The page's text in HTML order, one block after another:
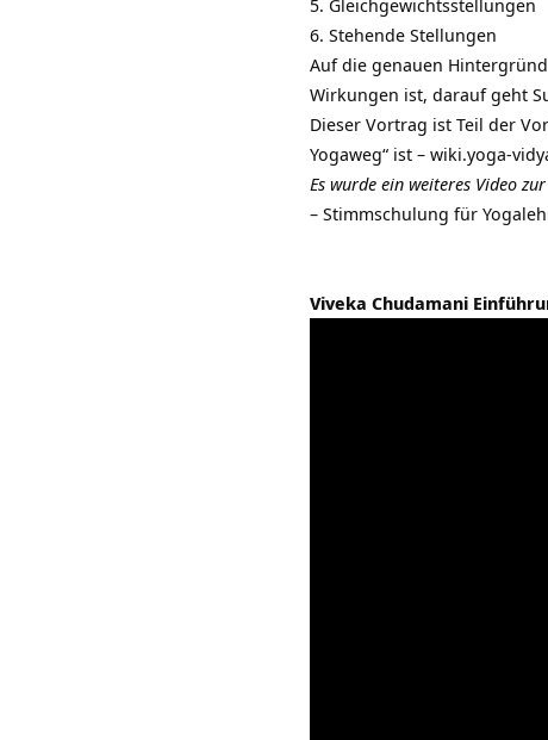
5. Gleichgewichtsstellungen
6. Stehende Stellungen
Auf die genauen
Wirkungen ist, darauf geht
Dieser Vortrag ist Teil der
Yogaweg“ ist – wiki.yoga-
Es wurde ein weiteres Video
– Stimmschulung für
Viveka Chudamani